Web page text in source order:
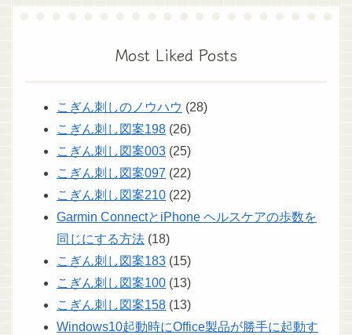
Most Liked Posts
こぎん刺しのノウハウ (28)
こぎん刺し図案198 (26)
こぎん刺し図案003 (25)
こぎん刺し図案097 (22)
こぎん刺し図案210 (22)
Garmin ConnectとiPhone ヘルスケアの歩数を
同じにする方法 (18)
こぎん刺し図案183 (15)
こぎん刺し図案100 (13)
こぎん刺し図案158 (13)
Windows10起動時にOffice製品が勝手に起動す